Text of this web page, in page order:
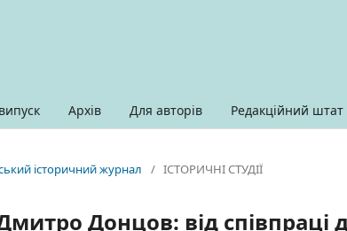
Архів Для авторів Редакційний штат
історичний журнал / ІСТОРИЧНІ СТУДІЇ
Донцов: від співпраці